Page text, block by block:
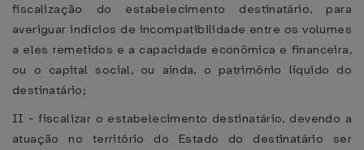
fiscalização do estabelecimento destinatário, para
averiguar indícios de incompatibilidade entre os volumes
a eles remetidos e a capacidade econômica e financeira,
ou o capital social, ou ainda, o patrimônio líquido do
destinatário;
II - fiscalizar o estabelecimento destinatário, devendo a
atuação no território do Estado do destinatário ser